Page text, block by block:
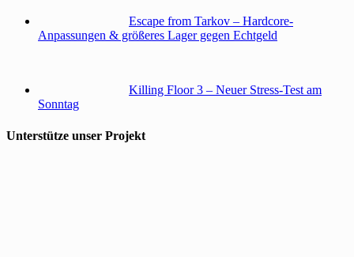
Escape from Tarkov – Hardcore-
Anpassungen & größeres Lager gegen Echtgeld
Killing Floor 3 – Neuer Stress-Test am
Sonntag
Unterstütze unser Projekt